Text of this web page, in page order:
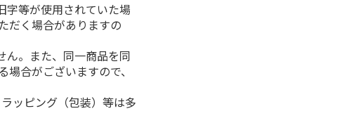
字等が使用されていた場
だく場合がありますの
ん。また、同一商品を同
合がございますので、
ッピング（包装）等は多